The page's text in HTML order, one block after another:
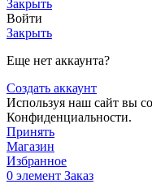
Закрыть
Войти
Закрыть
Еще нет аккаунта?
Создать аккаунт
Используя наш сайт вы
Конфиденциальности.
Принять
Магазин
Избранное
0 элемент Заказ